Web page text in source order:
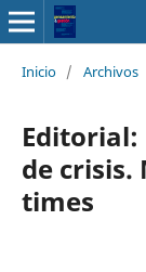
Inicio / Archivos
Editorial:
de crisis.
times